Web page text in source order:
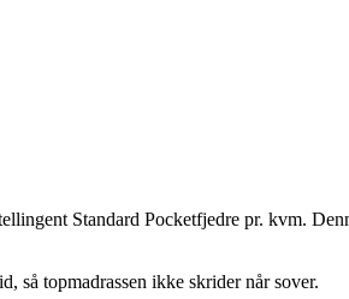
Standard Pocketfjedre pr. kvm.
så topmadrassen ikke skrider når sover.